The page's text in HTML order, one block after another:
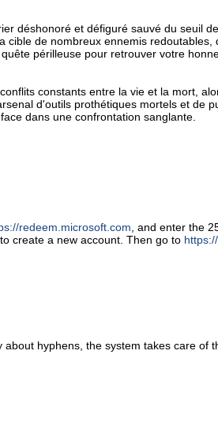
déshonoré et défiguré sauvé du seuil
de nombreux ennemis redoutables,
périlleuse pour retrouver votre
constants entre la vie et la mort,
d'outils prothétiques mortels et de
dans une confrontation sanglante.
redeem.microsoft.com , and enter the
create a new account. Then go to
hyphens, the system takes care of